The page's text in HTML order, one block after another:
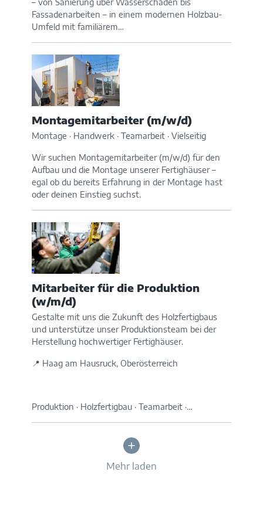
– von Sanierung über Wasserschaden bis
Fassadenarbeiten – in einem modernen Holzbau-
Umfeld mit familiärem…
Montagemitarbeiter (m/w/d)
Montage · Handwerk · Teamarbeit · Vielseitig
Wir suchen Montagemitarbeiter (m/w/d) für den
Aufbau und die Montage unserer Fertighäuser –
egal ob du bereits Erfahrung in der Montage hast
oder deinen Einstieg suchst.
Mitarbeiter für die Produktion
(w/m/d)
Gestalte mit uns die Zukunft des Holzfertigbaus
und unterstütze unser Produktionsteam bei der
Herstellung hochwertiger Fertighäuser.
📍 Haag am Hausruck, Oberösterreich
Produktion · Holzfertigbau · Teamarbeit ·…
Mehr laden